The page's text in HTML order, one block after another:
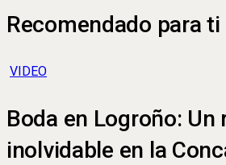
Recomendado para ti
VIDEO
Boda en Logroño: Un
inolvidable en la